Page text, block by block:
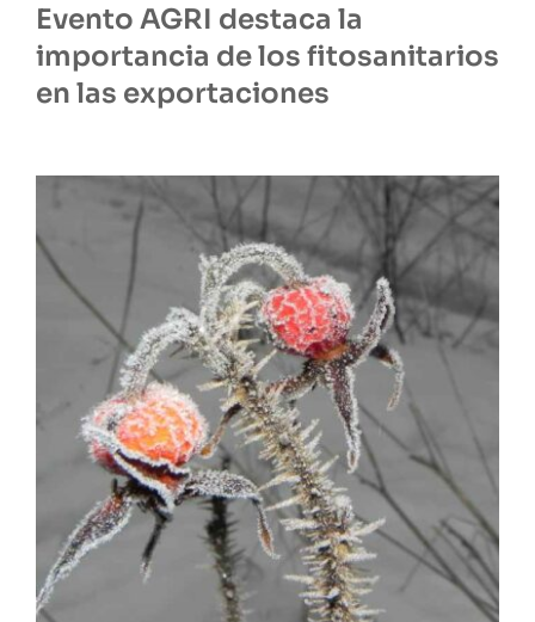
Evento AGRI destaca la
importancia de los fitosanitarios
en las exportaciones